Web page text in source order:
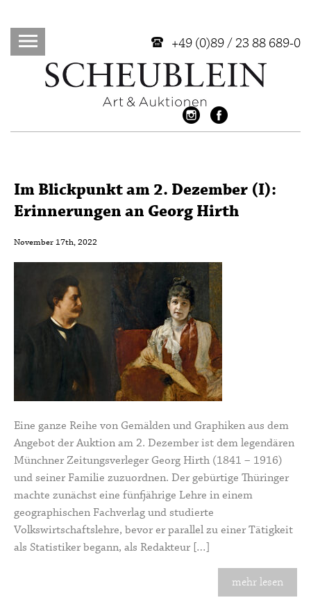
+49 (0)89 / 23 88 689-0
Im Blickpunkt am 2. Dezember (I):
Erinnerungen an Georg Hirth
November 17th, 2022
Eine ganze Reihe von Gemälden und Gra­phiken aus dem
Angebot der Auktion am 2. Dezember ist dem legendären
Münchner Zei­tungsverleger Georg Hirth (1841 – 1916)
und seiner Familie zuzuordnen. Der gebürtige Thüringer
machte zunächst eine fünfjährige Lehre in einem
geographischen Fachverlag und studierte
Volkswirtschaftslehre, bevor er parallel zu einer Tätigkeit
als Statistiker begann, als Redakteur […]
mehr lesen